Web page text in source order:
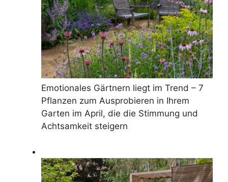
Emotionales Gärtnern liegt im Trend – 7
Pflanzen zum Ausprobieren in Ihrem
Garten im April, die die Stimmung und
Achtsamkeit steigern